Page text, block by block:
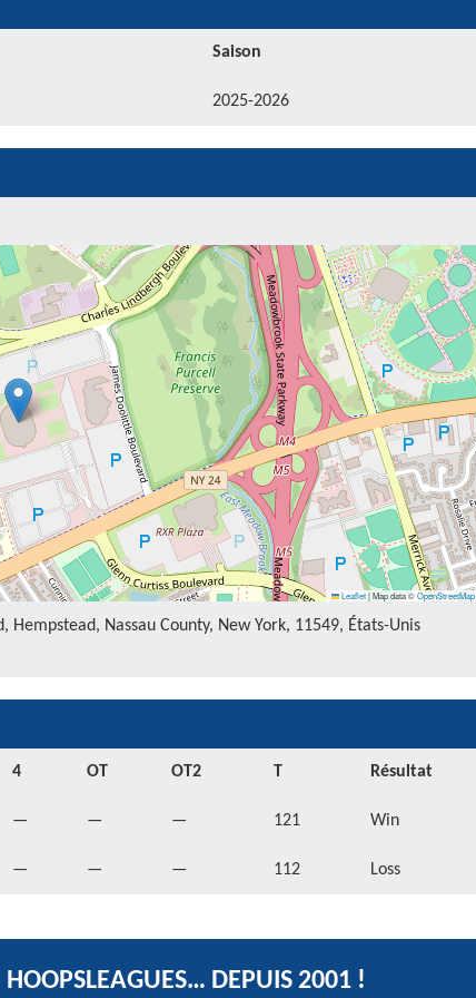
Saison
2025-2026
Leaflet|Map data ©OpenStreetMap
Nassau County, New York, 11549, États-Unis
4 OT OT2 T Résultat
— — — 121 Win
— — — 112 Loss
HOOPSLEAGUES… DEPUIS 2001 !